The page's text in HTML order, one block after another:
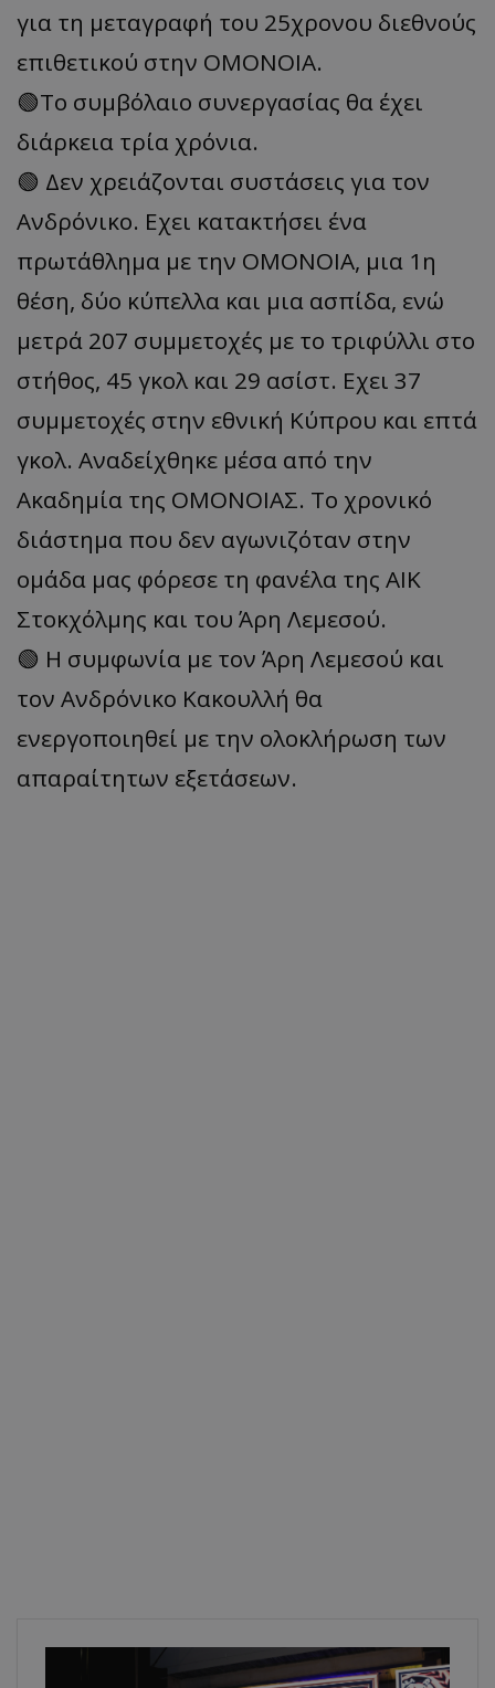
για τη μεταγραφή του 25χρονου διεθνούς
επιθετικού στην ΟΜΟΝΟΙΑ.
🟢Το συμβόλαιο συνεργασίας θα έχει
διάρκεια τρία χρόνια.
🟢 Δεν χρειάζονται συστάσεις για τον
Ανδρόνικο. Εχει κατακτήσει ένα
πρωτάθλημα με την ΟΜΟΝΟΙΑ, μια 1η
θέση, δύο κύπελλα και μια ασπίδα, ενώ
μετρά 207 συμμετοχές με το τριφύλλι στο
στήθος, 45 γκολ και 29 ασίστ. Εχει 37
συμμετοχές στην εθνική Κύπρου και επτά
γκολ. Αναδείχθηκε μέσα από την
Ακαδημία της ΟΜΟΝΟΙΑΣ. Το χρονικό
διάστημα που δεν αγωνιζόταν στην
ομάδα μας φόρεσε τη φανέλα της ΑΙΚ
Στοκχόλμης και του Άρη Λεμεσού.
🟢 Η συμφωνία με τον Άρη Λεμεσού και
τον Ανδρόνικο Κακουλλή θα
ενεργοποιηθεί με την ολοκλήρωση των
απαραίτητων εξετάσεων.